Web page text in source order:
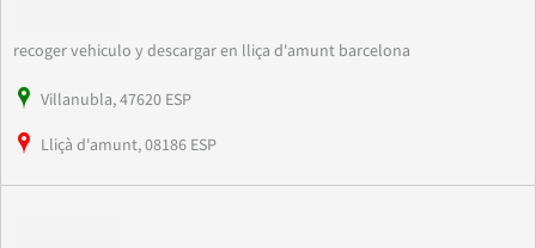
recoger vehiculo y descargar en lliça d'amunt barcelona
Villanubla, 47620 ESP
Lliçà d'amunt, 08186 ESP